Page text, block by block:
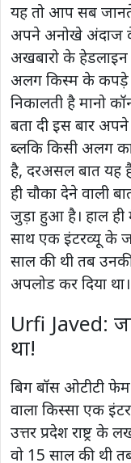
यह तो आप सब
अपने अनोखे अंदाज
अखबारो के
अलग किस्म के कपड़े
निकालती है मानो
बता दी इस बार
ब्लकि किसी अलग
है, दरअसल बात यह
ही चौका देने वाली
जुड़ा हुआ है। हाल
साथ एक इंटरव्यू के
साल की थी तब
अपलोड कर दिया था।
Urfi Javed:
था!
बिग बॉस ओटीटी फेम
वाला किस्सा एक
उत्तर प्रदेश राष्ट्र
वो 15 साल की थी